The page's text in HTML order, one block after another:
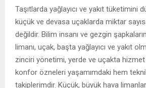
Taşıtlarda yağlayıcı ve yakıt tüketimini
küçük ve devasa uçaklarda miktar
değildir. Bilim insanı ve gezgin
limanı, uçak, başta yağlayıcı ve yakıt
zinciri yönetimi, yerde ve uçakta
konfor özneleri yaşamımdaki hem
takiplerimdir. Küçük, büyük hava